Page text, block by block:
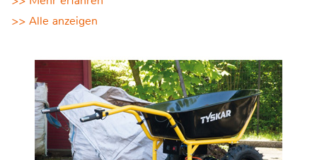
>> Alle anzeigen